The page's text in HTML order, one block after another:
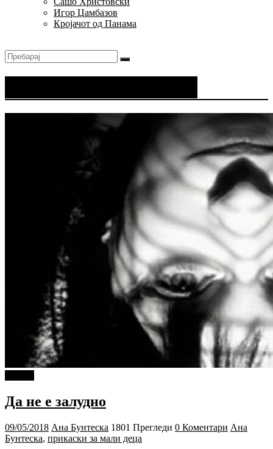
Игор Џамбазов
Кројачот од Панама
Да не е залудно
09/05/2018 Ана Бунтеска 1801 Прегледи 0 Коментари Ана
Бунтеска, прикаски за мали деца